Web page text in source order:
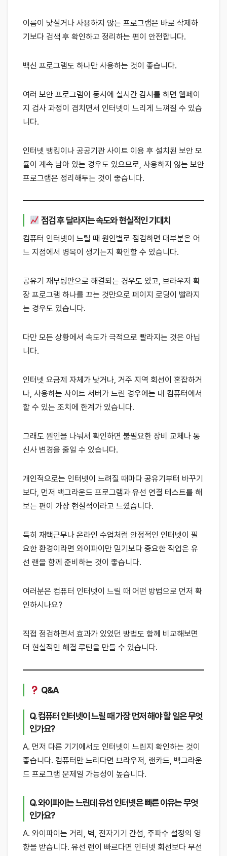
이름이 낯설거나 사용하지 않는 프로그램은 바로 삭제하
기보다 검색 후 확인하고 정리하는 편이 안전합니다.
백신 프로그램도 하나만 사용하는 것이 좋습니다.
여러 보안 프로그램이 동시에 실시간 감시를 하면 웹페이
지 검사 과정이 겹치면서 인터넷이 느리게 느껴질 수 있습
니다.
인터넷 뱅킹이나 공공기관 사이트 이용 후 설치된 보안 모
듈이 계속 남아 있는 경우도 있으므로, 사용하지 않는 보안
프로그램은 정리해두는 것이 좋습니다.
점검 후 달라지는 속도와 현실적인 기대치
컴퓨터 인터넷이 느릴 때 원인별로 점검하면 대부분은 어
느 지점에서 병목이 생기는지 확인할 수 있습니다.
공유기 재부팅만으로 해결되는 경우도 있고, 브라우저 확
장 프로그램 하나를 끄는 것만으로 페이지 로딩이 빨라지
는 경우도 있습니다.
다만 모든 상황에서 속도가 극적으로 빨라지는 것은 아닙
니다.
인터넷 요금제 자체가 낮거나, 거주 지역 회선이 혼잡하거
나, 사용하는 사이트 서버가 느린 경우에는 내 컴퓨터에서
할 수 있는 조치에 한계가 있습니다.
그래도 원인을 나눠서 확인하면 불필요한 장비 교체나 통
신사 변경을 줄일 수 있습니다.
개인적으로는 인터넷이 느려질 때마다 공유기부터 바꾸기
보다, 먼저 백그라운드 프로그램과 유선 연결 테스트를 해
보는 편이 가장 현실적이라고 느꼈습니다.
특히 재택근무나 온라인 수업처럼 안정적인 인터넷이 필
요한 환경이라면 와이파이만 믿기보다 중요한 작업은 유
선 랜을 함께 준비하는 것이 좋습니다.
여러분은 컴퓨터 인터넷이 느릴 때 어떤 방법으로 먼저 확
인하시나요?
직접 점검하면서 효과가 있었던 방법도 함께 비교해보면
더 현실적인 해결 루틴을 만들 수 있습니다.
Q&A
Q. 컴퓨터 인터넷이 느릴 때 가장 먼저 해야 할 일은 무엇
인가요?
A. 먼저 다른 기기에서도 인터넷이 느린지 확인하는 것이
좋습니다. 컴퓨터만 느리다면 브라우저, 랜카드, 백그라운
드 프로그램 문제일 가능성이 높습니다.
Q. 와이파이는 느린데 유선 인터넷은 빠른 이유는 무엇
인가요?
A. 와이파이는 거리, 벽, 전자기기 간섭, 주파수 설정의 영
향을 받습니다. 유선 랜이 빠르다면 인터넷 회선보다 무선